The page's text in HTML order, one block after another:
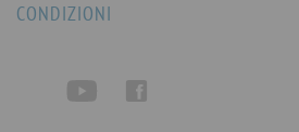
CONDIZIONI